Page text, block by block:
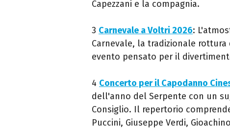
Capezzani e la compagnia.
3 Carnevale a Voltri 2026:
Carnevale, la tradizionale
evento pensato per il
4 Concerto per il Capodanno
dell'anno del Serpente con un
Consiglio. Il repertorio
Puccini, Giuseppe Verdi,